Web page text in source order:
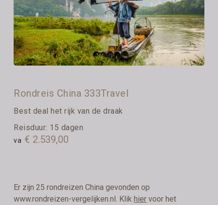
Rondreis China 333Travel
Best deal het rijk van de draak
Reisduur: 15 dagen
va € 2.539,00
Er zijn 25 rondreizen China gevonden op
www.rondreizen-vergelijken.nl. Klik hier voor het